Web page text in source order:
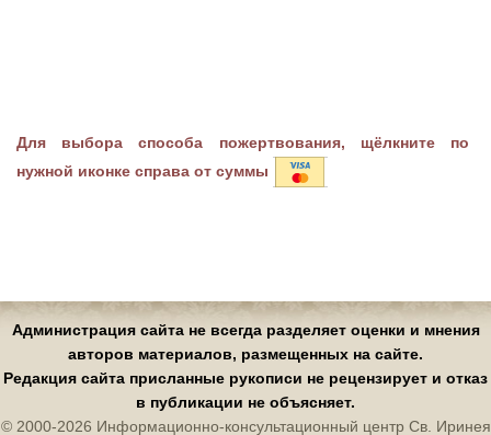
Для выбора способа пожертвования, щёлкните по
нужной иконке справа от суммы
Администрация сайта не всегда разделяет оценки и мнения
авторов материалов, размещенных на сайте.
Редакция сайта присланные рукописи не рецензирует и отказ
в публикации не объясняет.
© 2000-2026 Информационно-консультационный центр Св. Иринея